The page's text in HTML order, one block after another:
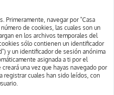
Primeramente, navegar por "Casa
de cookies, las cuales son un
en los archivos temporales del
sólo contienen un identificador
y un identificador de sesión anónima
asignada a ti por el
una vez que hayas navegado por
registrar cuales han sido leídos, con